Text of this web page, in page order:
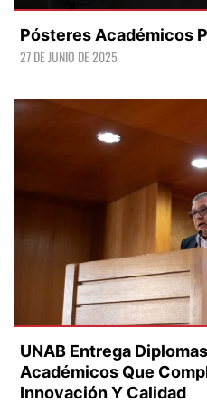
Pósteres Académicos
27 DE JUNIO DE 2025
UNAB Entrega
Académicos Que
Innovación Y Calidad